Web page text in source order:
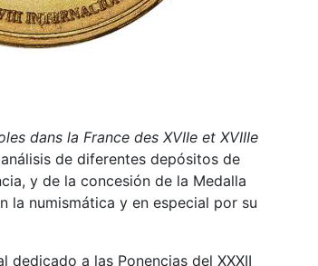
dans la France des XVIIe et XVIIIe
de diferentes depósitos de
y de la concesión de la Medalla
la numismática y en especial por su
dedicado a las Ponencias del XXXII